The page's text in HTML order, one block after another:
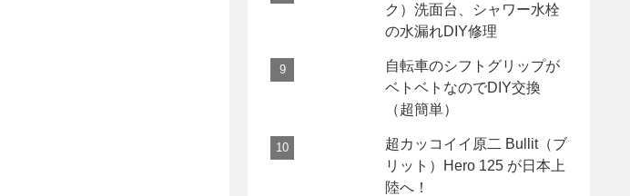
ク）洗面台、シャワー水栓
の水漏れDIY修理
自転車のシフトグリップが
ベトベトなのでDIY交換
（超簡単）
超カッコイイ原二 Bullit（ブ
リット）Hero 125 が日本上
陸へ！